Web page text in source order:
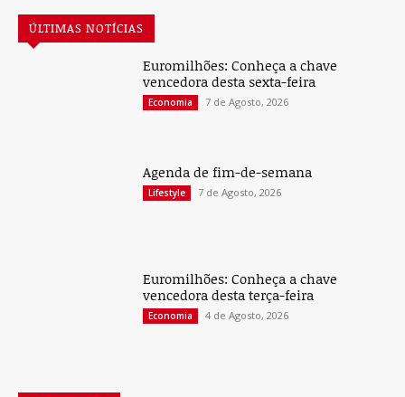
ÚLTIMAS NOTÍCIAS
Euromilhões: Conheça a chave
vencedora desta sexta-feira
Economia 7 de Agosto, 2026
Agenda de fim-de-semana
Lifestyle 7 de Agosto, 2026
Euromilhões: Conheça a chave
vencedora desta terça-feira
Economia 4 de Agosto, 2026